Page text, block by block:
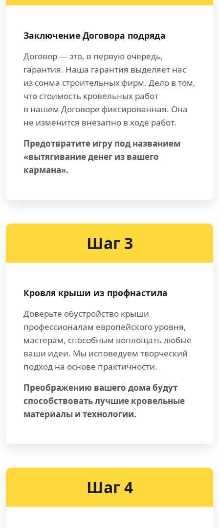
Заключение Договора подряда
Договор — это, в первую очередь,
гарантия. Наша гарантия выделяет нас
из сонма строительных фирм. Дело в том,
что стоимость кровельных работ
в нашем Договоре фиксированная. Она
не изменится внезапно в ходе работ.
Предотвратите игру под названием
«вытягивание денег из вашего
кармана».
Шаг 3
Кровля крыши из профнастила
Доверьте обустройство крыши
профессионалам европейского уровня,
мастерам, способным воплощать любые
ваши идеи. Мы исповедуем творческий
подход на основе практичности.
Преображению вашего дома будут
способствовать лучшие кровельные
материалы и технологии.
Шаг 4